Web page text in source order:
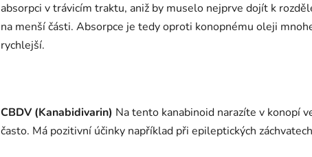
absorpci v trávicím traktu, aniž by muselo nejprve dojít k
na menší části. Absorpce je tedy oproti konopnému oleji
rychlejší.
CBDV (Kanabidivarin) Na tento kanabinoid narazíte v konopí
často. Má pozitivní účinky například při epileptických